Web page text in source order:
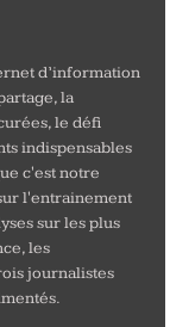
d’information
la
le défi
indispensables
c'est notre
l'entrainement
sur les plus
les
journalistes